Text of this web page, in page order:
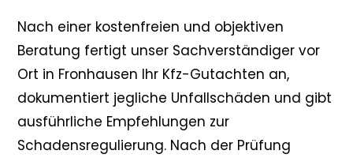
Nach einer kostenfreien und objektiven
Beratung fertigt unser Sachverständiger vor
Ort in Fronhausen Ihr Kfz-Gutachten an,
dokumentiert jegliche Unfallschäden und gibt
ausführliche Empfehlungen zur
Schadensregulierung. Nach der Prüfung